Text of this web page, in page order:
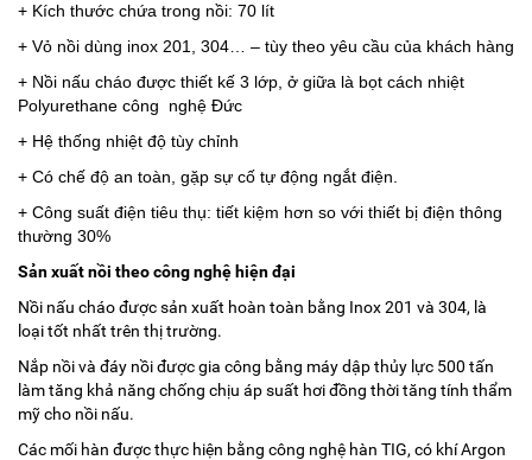
+ Kích thước chứa trong nồi: 70 lít
+ Vỏ nồi dùng inox 201, 304… – tùy theo yêu cầu của khách hàng
+ Nồi nấu cháo được thiết kế 3 lớp, ở giữa là bọt cách nhiệt
Polyurethane công nghệ Đức
+ Hệ thống nhiệt độ tùy chỉnh
+ Có chế độ an toàn, gặp sự cố tự động ngắt điện.
+ Công suất điện tiêu thụ: tiết kiệm hơn so với thiết bị điện thông
thường 30%
Sản xuất nồi theo công nghệ hiện đại
Nồi nấu cháo được sản xuất hoàn toàn bằng Inox 201 và 304, là
loại tốt nhất trên thị trường.
Nắp nồi và đáy nồi được gia công bằng máy dập thủy lực 500 tấn
làm tăng khả năng chống chịu áp suất hơi đồng thời tăng tính thẩm
mỹ cho nồi nấu.
Các mối hàn được thực hiện bằng công nghệ hàn TIG, có khí Argon